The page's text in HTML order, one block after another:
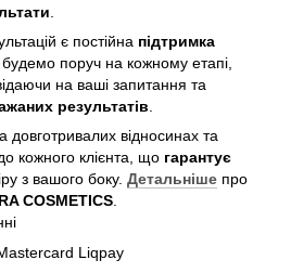
є постійна підтримка
будемо поруч на кожному етапі,
на ваші запитання та
результатів
довготривалих відносинах та
кожного клієнта, що гарантує
з вашого боку. Детальніше про
COSMETICS
Liqpay